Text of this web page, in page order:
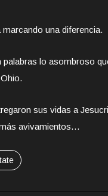
una diferencia.
lo asombroso
sus vidas a
avivamientos…